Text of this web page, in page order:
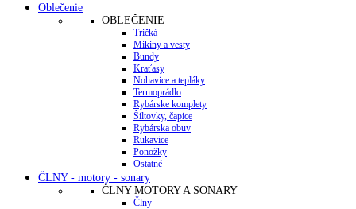
Oblečenie
OBLEČENIE
Tričká
Mikiny a vesty
Bundy
Kraťasy
Nohavice a tepláky
Termoprádlo
Rybárske komplety
Šiltovky, čapice
Rybárska obuv
Rukavice
Ponožky
Ostatné
ČLNY - motory - sonary
ČLNY MOTORY A SONARY
Člny